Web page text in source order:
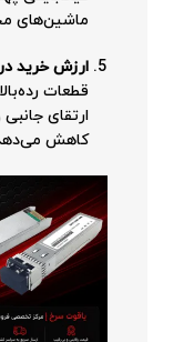
ماشین‌های
ارزش خرید در
قطعات
کاهش